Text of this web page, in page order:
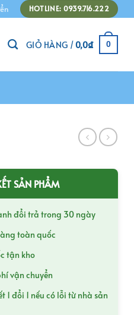
HOTLINE: 0939.716.222
GIỎ HÀNG /0,0₫ 0
SẢN PHẨM
đổi trả trong 30 ngày
toàn quốc
tận kho
vận chuyển
1 đổi 1 nếu có lỗi từ nhà sản